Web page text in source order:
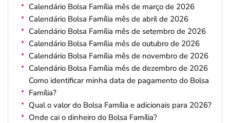
Calendário Bolsa Família mês de março de 2026
Calendário Bolsa Família mês de abril de 2026
Calendário Bolsa Família mês de setembro de 2026
Calendário Bolsa Família mês de outubro de 2026
Calendário Bolsa Família mês de novembro de 2026
Calendário Bolsa Família mês de dezembro de 2026
Como identificar minha data de pagamento do Bolsa
Família?
Qual o valor do Bolsa Família e adicionais para 2026?
Onde cai o dinheiro do Bolsa Família?